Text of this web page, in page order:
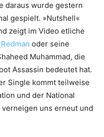
daraus wurde gestern
gespielt. »Nutshell«
zeigt im Video etliche
Redman oder seine
Muhammad, die
Assassin bedeutet hat.
Single kommt teilweise
und der National
uns erneut und